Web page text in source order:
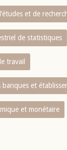
et de
de statistiques
travail
banques et
et monétaire